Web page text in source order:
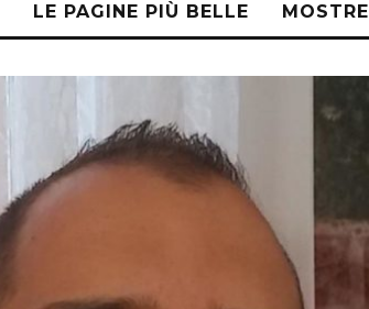
LE PAGINE PIÙ BELLE MOSTRE